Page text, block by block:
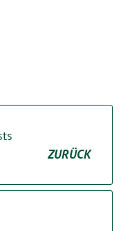
ZURÜCK